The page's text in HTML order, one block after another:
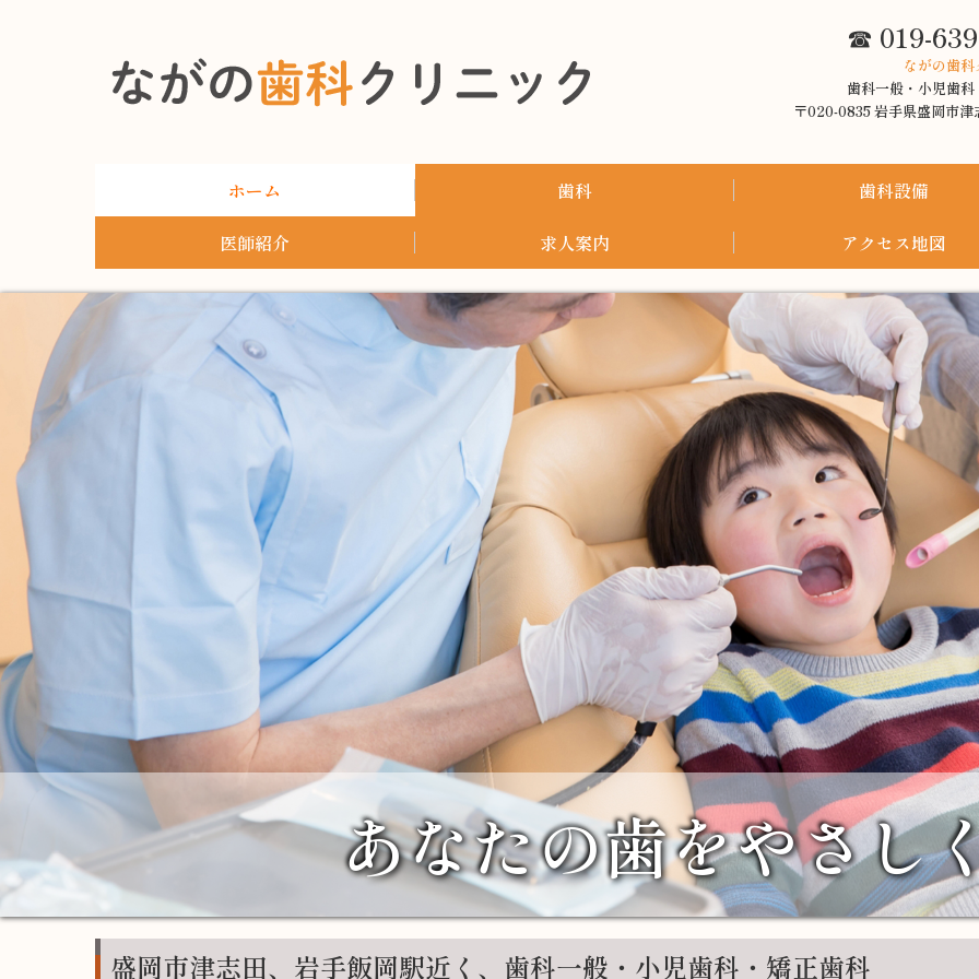
☎ 019-
ながの歯
歯科一般・小児歯
〒020-0835 岩手県盛岡市津
ホーム 歯科
歯科設備
医師紹介
求人案内 アクセス地図
あなたの歯をやさし
盛岡市津志田、岩手飯岡駅近く、歯科一般・小児歯科・矯正歯科